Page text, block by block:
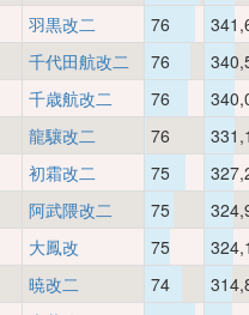
羽黒改二 76
千代田航改二 76
千歳航改二 76
龍驤改二 76
初霜改二 75
阿武隈改二 75
大鳳改 75
暁改二 74